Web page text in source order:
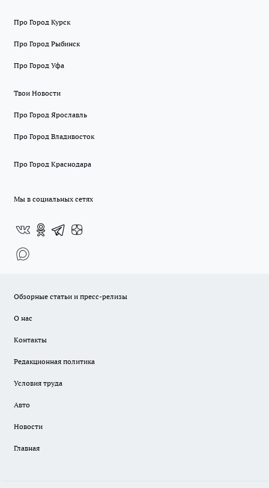
Про Город Курск
Про Город Рыбинск
Про Город Уфа
Твои Новости
Про Город Ярославль
Про Город Владивосток
Про Город Краснодара
Мы в социальных сетях
Обзорные статьи и пресс-релизы
О нас
Контакты
Редакционная политика
Условия труда
Авто
Новости
Главная